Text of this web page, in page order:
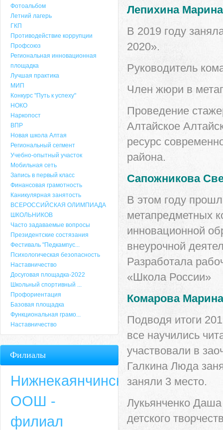
Лепихина
В 2019 году
2020».
Руководитель
Член жюри в
Проведение
Алтайское
ресурс
района.
Сапожникова
В этом году
метапредметных
инновационной
внеурочной
Разработала
«Школа России»
Комарова
Подводя итоги
все научились
участвовали в
Галкина Люда
заняли 3 место.
Лукьянченко
детского
Фотоальбом
Летний лагерь
ГКП
Противодействие коррупции
Профсоюз
Региональная инновационная
площадка
Лучшая практика
МИП
Конкурс "Путь к успеху"
НОКО
Наркопост
ВПР
Новая школа Алтая
Региональный сегмент
Учебно-опытный участок
Мобильная сеть
Запись в первый класс
Финансовая грамотность
Каникулярная занятость
ВСЕРОССИЙСКАЯ ОЛИМПИАДА
ШКОЛЬНИКОВ
Часто задаваемые вопросы
Президентские состязания
Фестиваль "Педкампус...
Психологическая безопасность
Наставничество
Досуговая площадка-2022
Школьный спортивный ...
Профориентация
Базовая площадка
Функциональная грамо...
Наставничество
Филиалы
Нижнекаянчинская
ООШ -
филиал